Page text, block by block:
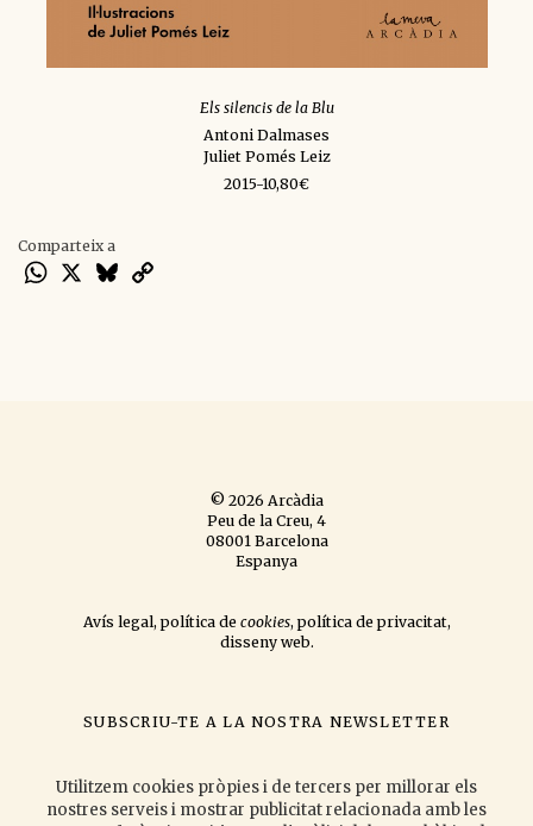
Els silencis de la Blu
Antoni Dalmases
Juliet Pomés Leiz
2015-10,80€
Comparteix a
WhatsApp
X Bluesky
© 2026 Arcàdia
Peu de la Creu, 4
08001 Barcelona
Espanya
Avís legal,política de cookies,política de privacitat,
disseny web.
SUBSCRIU-TE A LA NOSTRA NEWSLETTER
que organitzem.
Utilitzem cookies pròpies i de tercers per millorar els
nostres serveis i mostrar publicitat relacionada amb les